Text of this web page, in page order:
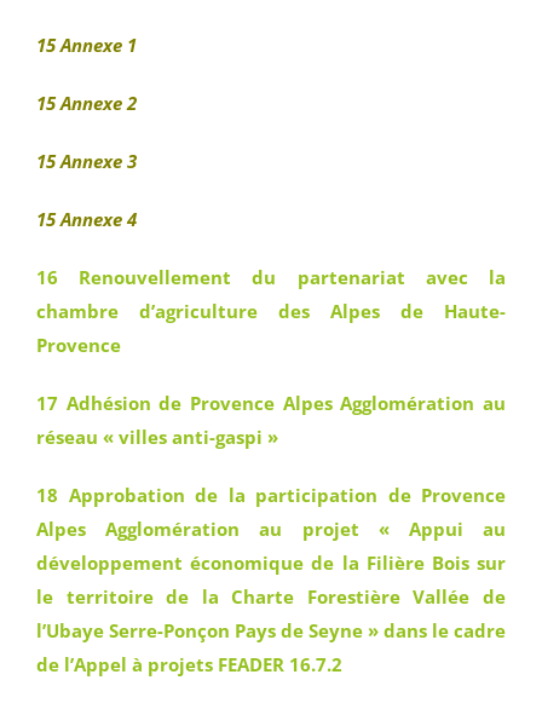
15 Annexe 1
15 Annexe 2
15 Annexe 3
15 Annexe 4
16 Renouvellement du partenariat avec la
chambre d’agriculture des Alpes de Haute-
Provence
17 Adhésion de Provence Alpes Agglomération au
réseau « villes anti-gaspi »
18 Approbation de la participation de Provence
Alpes Agglomération au projet « Appui au
développement économique de la Filière Bois sur
le territoire de la Charte Forestière Vallée de
l’Ubaye Serre-Ponçon Pays de Seyne » dans le cadre
de l’Appel à projets FEADER 16.7.2